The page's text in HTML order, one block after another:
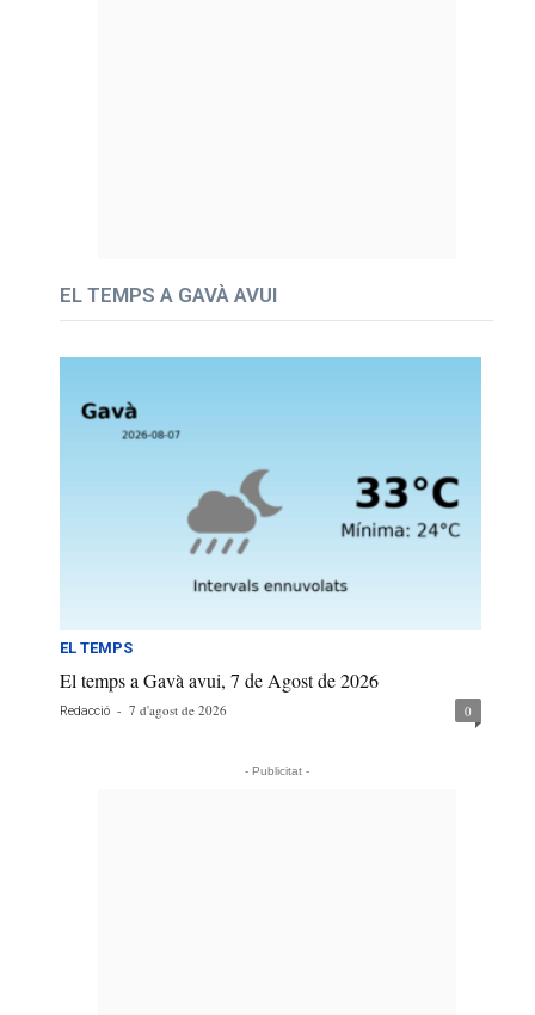
EL TEMPS A GAVÀ AVUI
EL TEMPS
El temps a Gavà avui, 7 de Agost de 2026
Redacció - 7 d'agost de 2026 0
- Publicitat -